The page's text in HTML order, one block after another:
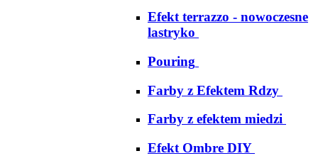
Efekt terrazzo - nowoczesne
lastryko
Pouring
Farby z Efektem Rdzy
Farby z efektem miedzi
Efekt Ombre DIY